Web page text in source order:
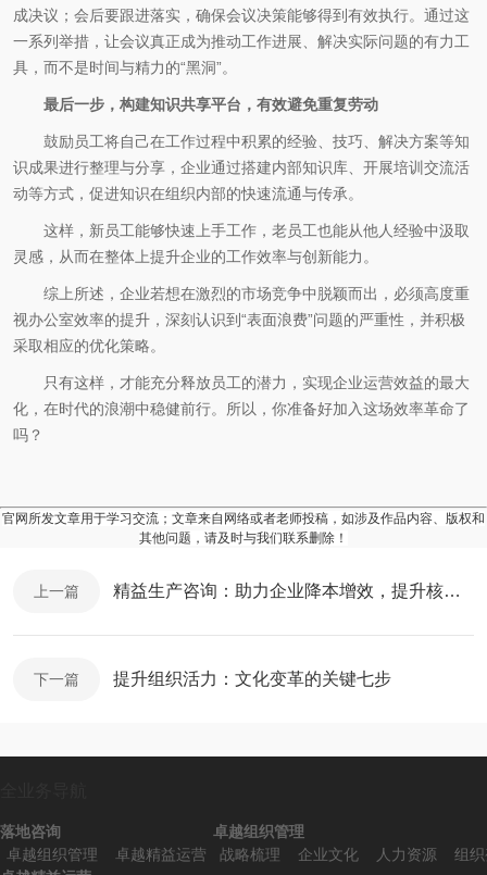
成决议；会后要跟进落实，确保会议决策能够得到有效执行。通过这
一系列举措，让会议真正成为推动工作进展、解决实际问题的有力工
具，而不是时间与精力的“黑洞”。
最后一步，构建知识共享平台，有效避免重复劳动
鼓励员工将自己在工作过程中积累的经验、技巧、解决方案等知
识成果进行整理与分享，企业通过搭建内部知识库、开展培训交流活
动等方式，促进知识在组织内部的快速流通与传承。
这样，新员工能够快速上手工作，老员工也能从他人经验中汲取
灵感，从而在整体上提升企业的工作效率与创新能力。
综上所述，企业若想在激烈的市场竞争中脱颖而出，必须高度重
视办公室效率的提升，深刻认识到“表面浪费”问题的严重性，并积极
采取相应的优化策略。
只有这样，才能充分释放员工的潜力，实现企业运营效益的最大
化，在时代的浪潮中稳健前行。所以，你准备好加入这场效率革命了
吗？
官网所发文章用于学习交流；文章来自网络或者老师投稿，如涉及作品内容、版权和
其他问题，请及时与我们联系删除！
上一篇 精益生产咨询：助力企业降本增效，提升核心竞争力
下一篇 提升组织活力：文化变革的关键七步
落地咨询
卓越组织管理
卓越精益运营
卓越组织管理
战略梳理
企业文化 人力资源
组